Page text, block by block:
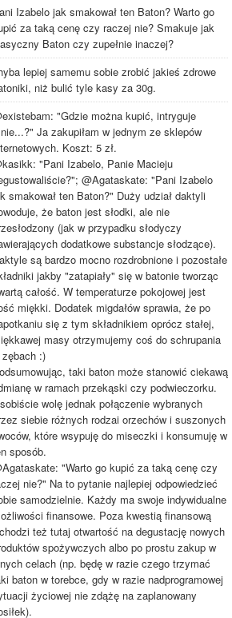
Izabelo jak smakował ten Baton? Warto go
za taką cenę czy raczej nie? Smakuje jak
Baton czy zupełnie inaczej?
lepiej samemu sobie zrobić jakieś zdrowe
niż bulić tyle kasy za 30g.
"Gdzie można kupić, intryguje
Ja zakupiłam w jednym ze sklepów
Koszt: 5 zł.
"Pani Izabelo, Panie Macieju
@Agataskate: "Pani Izabelo
smakował ten Baton?" Duży udział daktyli
że baton jest słodki, ale nie
(jak w przypadku słodyczy
dodatkowe substancje słodzące).
są bardzo mocno rozdrobnione i pozostałe
jakby "zatapiały" się w batonie tworząc
całość. W temperaturze pokojowej jest
miękki. Dodatek migdałów sprawia, że po
się z tym składnikiem oprócz stałej,
masy otrzymujemy coś do schrupania
:)
taki baton może stanowić ciekawą
w ramach przekąski czy podwieczorku.
wolę jednak połączenie wybranych
siebie różnych rodzai orzechów i suszonych
które wsypuję do miseczki i konsumuję w
sposób.
"Warto go kupić za taką cenę czy
nie?" Na to pytanie najlepiej odpowiedzieć
samodzielnie. Każdy ma swoje indywidualne
finansowe. Poza kwestią finansową
też tutaj otwartość na degustację nowych
spożywczych albo po prostu zakup w
celach (np. będę w razie czego trzymać
baton w torebce, gdy w razie nadprogramowej
życiowej nie zdążę na zaplanowany